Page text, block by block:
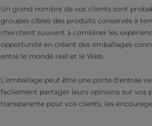
Un grand nombre de vos clients sont
groupes cibles des produits conservés à
cherchent souvent à combiner les
opportunité en créant des emballages
entre le monde réel et le Web.
L'emballage peut être une porte d'entrée
facilement partager leurs opinions sur vos
transparente pour vos clients, les